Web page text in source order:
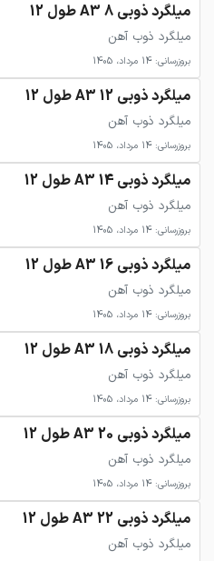
میلگرد ذوبی 8 A3 طول 12
میلگرد ذوب آهن
بروزرسانی: 14 مرداد، 1405
میلگرد ذوبی 12 A3 طول 12
میلگرد ذوب آهن
بروزرسانی: 14 مرداد، 1405
میلگرد ذوبی 14 A3 طول 12
میلگرد ذوب آهن
بروزرسانی: 14 مرداد، 1405
میلگرد ذوبی 16 A3 طول 12
میلگرد ذوب آهن
بروزرسانی: 14 مرداد، 1405
میلگرد ذوبی 18 A3 طول 12
میلگرد ذوب آهن
بروزرسانی: 14 مرداد، 1405
میلگرد ذوبی 20 A3 طول 12
میلگرد ذوب آهن
بروزرسانی: 14 مرداد، 1405
میلگرد ذوبی 22 A3 طول 12
میلگرد ذوب آهن